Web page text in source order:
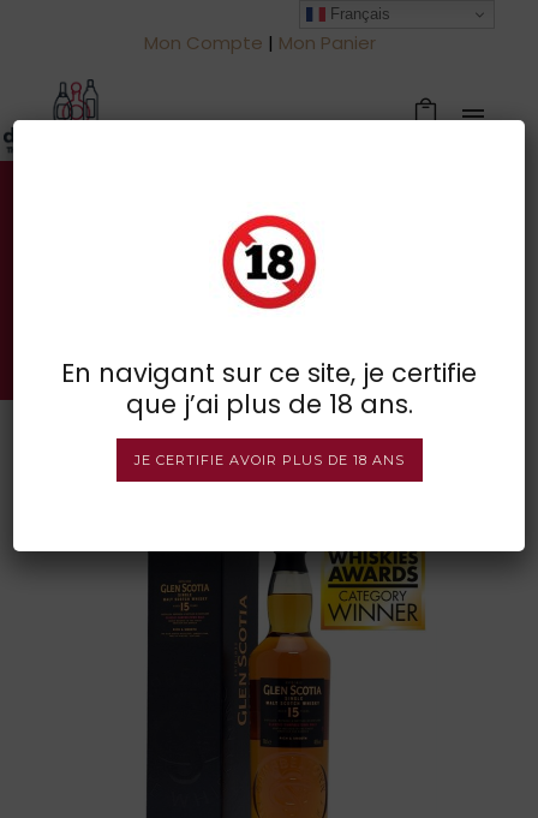
Mon Compte | Mon Panier
Votre spécialiste des vins à
BOUTIQUE EN LIGNE
Français
En navigant sur ce site, je certifie
que j’ai plus de 18 ans.
JE CERTIFIE AVOIR PLUS DE 18 ANS